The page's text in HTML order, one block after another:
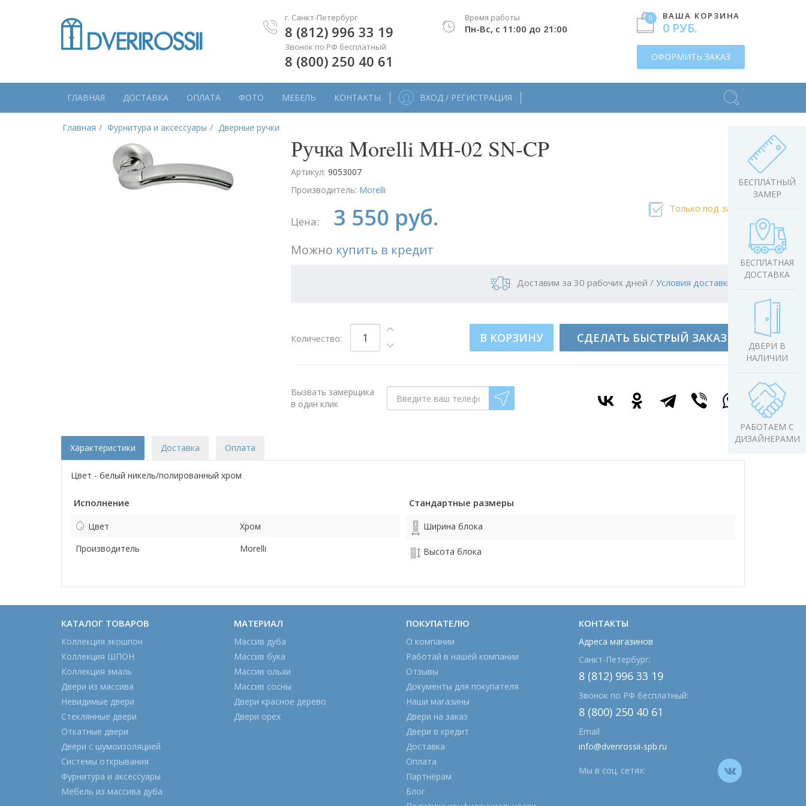
г. Санкт-Петербург
8 (812) 996 33 19
Звонок по РФ бесплатный
8 (800) 250 40 61
0 ВАША КОРЗИНА
0 РУБ.
ОФОРМИТЬ ЗАКАЗ
Время работы
Пн-Вс, с 11:00 до 21:00
ГЛАВНАЯ ДОСТАВКА ОПЛАТА ФОТО МЕБЕЛЬ КОНТАКТЫ ВХОД / РЕГИСТРАЦИЯ
БЕСПЛАТНЫЙ
ЗАМЕР
БЕСПЛАТНАЯ
ДОСТАВКА
ДВЕРИ В
НАЛИЧИИ
РАБОТАЕМ С
ДИЗАЙНЕРАМИ
Главная Фурнитура и аксессуары Дверные ручки
Ручка Morelli MH-02 SN-CP
Артикул:9053007
Производитель: Morelli
Цена: 3 550 руб. Только под заказ
Можно купить в кредит
Доставим за 30 рабочих дней / Условия доставки
Количество: В КОРЗИНУ СДЕЛАТЬ БЫСТРЫЙ ЗАКАЗ
Вызвать замерщика
в один клик
Характеристики Доставка Оплата
Цвет - белый никель/полированный хром
Исполнение
Цвет
Хром
Производитель
Morelli
Стандартные размеры
Ширина блока
Высота блока
КАТАЛОГ ТОВАРОВ
Коллекция экошпон
Коллекция ШПОН
Коллекция эмаль
Двери из массива
Невидимые двери
Стеклянные двери
Откатные двери
Двери с шумоизоляцией
Системы открывания
Фурнитура и аксессуары
Мебель из массива дуба
МАТЕРИАЛ
Массив дуба
Массив бука
Массив ольхи
Массив сосны
Двери красное дерево
Двери орех
ПОКУПАТЕЛЮ
О компании
Работай в нашей компании
Отзывы
Документы для покупателя
Наши магазины
Двери на заказ
Двери в кредит
Доставка
Оплата
Партнёрам
Блог
КОНТАКТЫ
Адреса магазинов
Санкт-Петербург:
8 (812) 996 33 19
Звонок по РФ бесплатный:
8 (800) 250 40 61
Email
info@dverirossii-spb.ru
Мы в соц. сетях: